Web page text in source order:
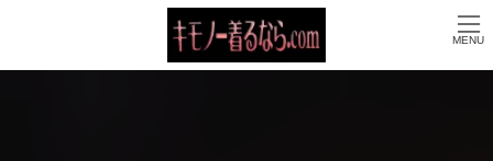
ン
ー
MENU